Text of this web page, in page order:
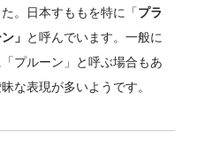
。日本すももを特に「プラ
」 と呼んでいます。一般に
プルーン」と呼ぶ場合もあ
な表現が多いようです。